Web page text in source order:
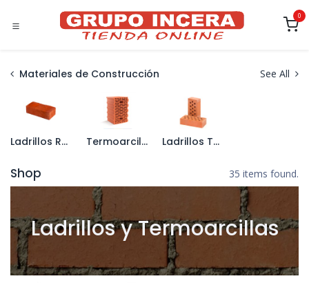
0
Materiales de Construcción See All
Ladrillos Rústicos y Macizos Termoarcilla y Piezas Especiales Ladrillos Tabiqueros
Shop 35 items found.
Ladrillos y Termoarcillas